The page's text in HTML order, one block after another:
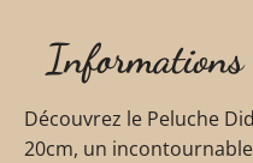
Informations
Découvrez le Peluche
20cm, un